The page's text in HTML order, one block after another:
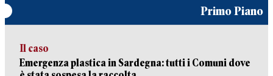
Primo Piano
Il caso
Emergenza plastica in Sardegna: tutti i Comuni dove